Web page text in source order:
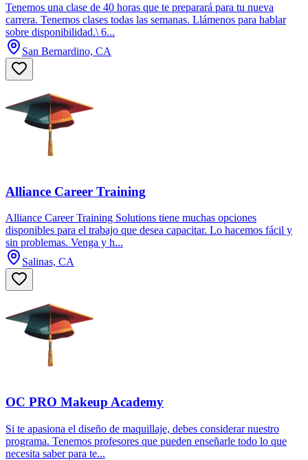
Tenemos una clase de 40 horas que te preparará para tu nueva
carrera. Tenemos clases todas las semanas. Llámenos para hablar
sobre disponibilidad.\ 6...
San Bernardino, CA
Alliance Career Training
Alliance Career Training Solutions tiene muchas opciones
disponibles para el trabajo que desea capacitar. Lo hacemos fácil y
sin problemas. Venga y h...
Salinas, CA
OC PRO Makeup Academy
Si te apasiona el diseño de maquillaje, debes considerar nuestro
programa. Tenemos profesores que pueden enseñarle todo lo que
necesita saber para te...